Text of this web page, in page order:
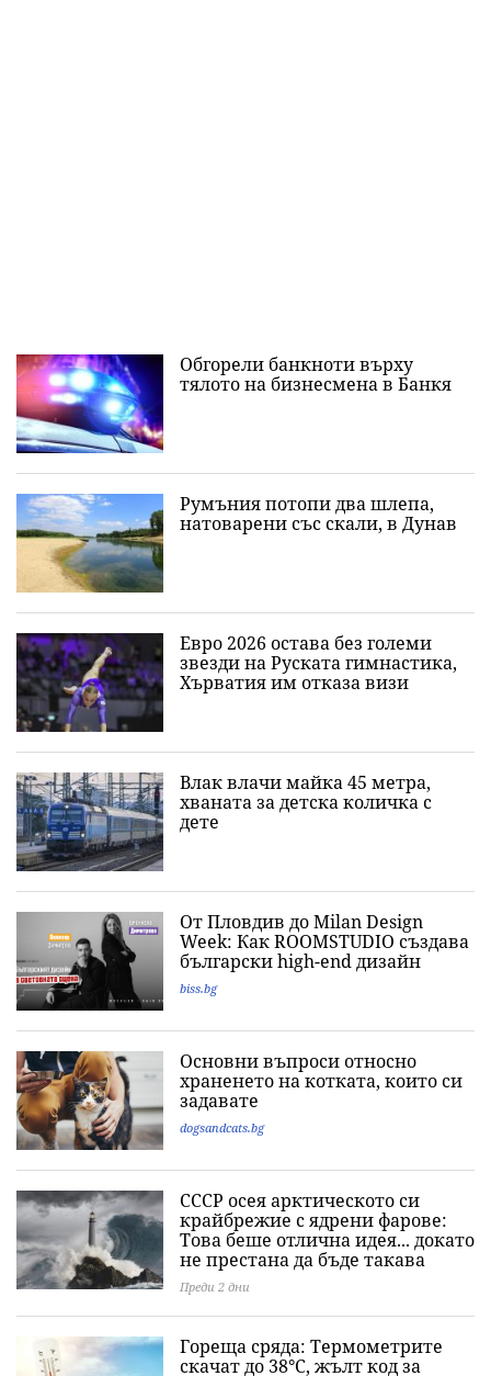
Обгорели банкноти върху
тялото на бизнесмена в Банкя
Румъния потопи два шлепа,
натоварени със скали, в Дунав
Евро 2026 остава без големи
звезди на Руската гимнастика,
Хърватия им отказа визи
Влак влачи майка 45 метра,
хваната за детска количка с
дете
От Пловдив до Milan Design
Week: Как ROOMSTUDIO създава
български high-end дизайн
biss.bg
Основни въпроси относно
храненето на котката, които си
задавате
dogsandcats.bg
СССР осея арктическото си
крайбрежие с ядрени фарове:
Това беше отлична идея... докато
не престана да бъде такава
Преди 2 дни
Гореща сряда: Термометрите
скачат до 38°C, жълт код за